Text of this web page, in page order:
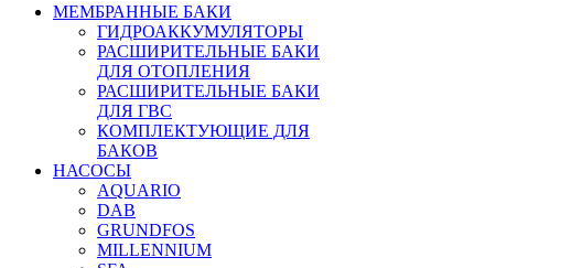
МЕМБРАННЫЕ БАКИ
ГИДРОАККУМУЛЯТОРЫ
РАСШИРИТЕЛЬНЫЕ БАКИ
ДЛЯ ОТОПЛЕНИЯ
РАСШИРИТЕЛЬНЫЕ БАКИ
ДЛЯ ГВС
КОМПЛЕКТУЮЩИЕ ДЛЯ
БАКОВ
НАСОСЫ
AQUARIO
DAB
GRUNDFOS
MILLENNIUM